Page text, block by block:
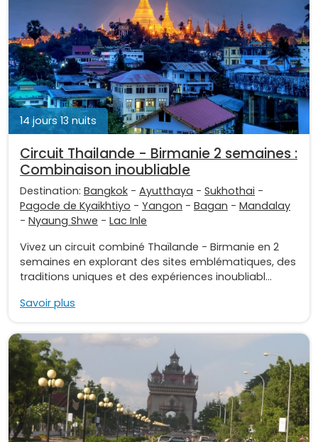
14 jours 13 nuits
Circuit Thailande - Birmanie 2 semaines :
Combinaison inoubliable
Destination: Bangkok - Ayutthaya - Sukhothai -
Pagode de Kyaikhtiyo - Yangon - Bagan - Mandalay
- Nyaung Shwe - Lac Inle
Vivez un circuit combiné Thaïlande - Birmanie en 2
semaines en explorant des sites emblématiques, des
traditions uniques et des expériences inoubliabl...
Savoir plus